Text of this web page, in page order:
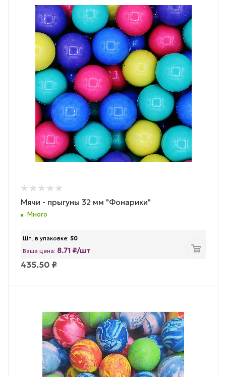
Мячи - прыгуны 32 мм "Фонарики"
Много
Шт. в упаковке: 50
Ваша цена: 8.71 ₽/шт
435.50 ₽